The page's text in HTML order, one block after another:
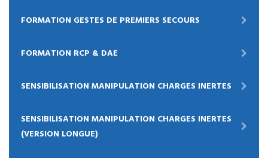
FORMATION GESTES DE PREMIERS SECOURS
FORMATION RCP & DAE
SENSIBILISATION MANIPULATION CHARGES INERTES
SENSIBILISATION MANIPULATION CHARGES INERTES
(VERSION LONGUE)